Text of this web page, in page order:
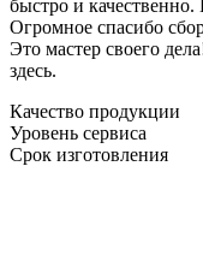
быстро и
Огромное спасибо
Это мастер своего
здесь.
Качество продукции
Уровень сервиса
Срок изготовления